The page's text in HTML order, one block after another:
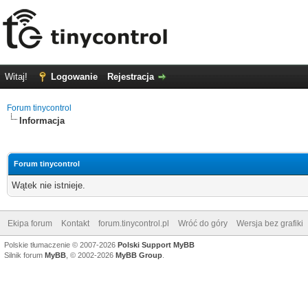
Witaj! Logowanie Rejestracja
Forum tinycontrol
Informacja
Forum tinycontrol
Wątek nie istnieje.
Ekipa forum Kontakt forum.tinycontrol.pl Wróć do góry Wersja bez grafiki
Polskie tłumaczenie © 2007-2026 Polski Support MyBB
Silnik forum MyBB , © 2002-2026 MyBB Group